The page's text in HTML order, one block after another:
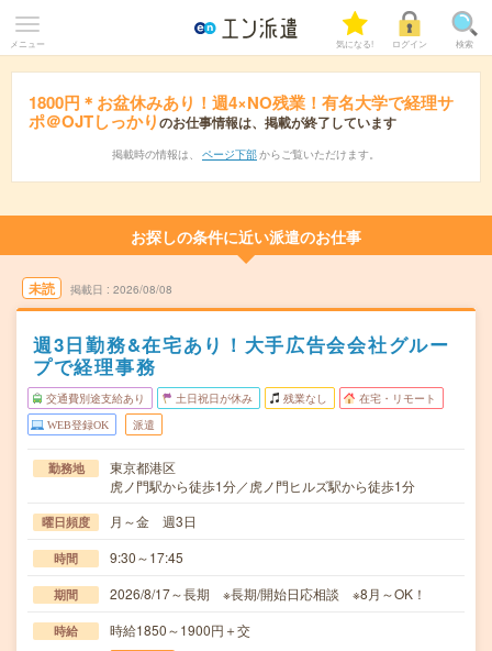
メニュー 気になる! ログイン 検索
1800円＊お盆休みあり！週4×NO残業！有名大学で経理サ
ポ＠OJTしっかりのお仕事情報は、掲載が終了しています
掲載時の情報は、 ページ下部 からご覧いただけます。
お探しの条件に近い派遣のお仕事
未読 掲載日 2026/08/08
週3日勤務&在宅あり！大手広告会会社グルー
プで経理事務
交通費別途支給あり 土日祝日が休み 残業なし 在宅・リモート
WEB登録OK 派遣
勤務地
東京都港区
虎ノ門駅から徒歩1分／虎ノ門ヒルズ駅から徒歩1分
曜日頻度 月～金 週3日
時間 9:30～17:45
期間 2026/8/17～長期 ※長期/開始日応相談 ※8月～OK！
時給 時給1850～1900円＋交